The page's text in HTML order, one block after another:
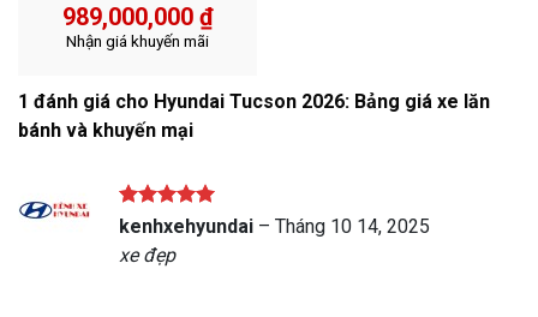
989,000,000 ₫
Nhận giá khuyến mãi
1 đánh giá cho Hyundai Tucson 2026: Bảng giá xe lăn
bánh và khuyến mại
Được xếp
sao
kenhxehyundai – Tháng 10 14, 2025
xe đẹp